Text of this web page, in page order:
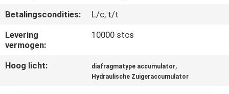
VERZOEK
OM EEN
CITAAT
Betalingscondities:
L/c, t/t
Levering
vermogen:
10000 stcs
Hoog licht: diafragmatype accumulator,
Hydraulische Zuigeraccumulator